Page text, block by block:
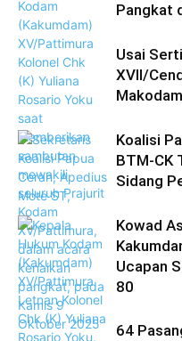
Pangkat
Usai
XVII/
Koalisi
BTM-CK
Sidang
Kowad
Ucapan
80
64